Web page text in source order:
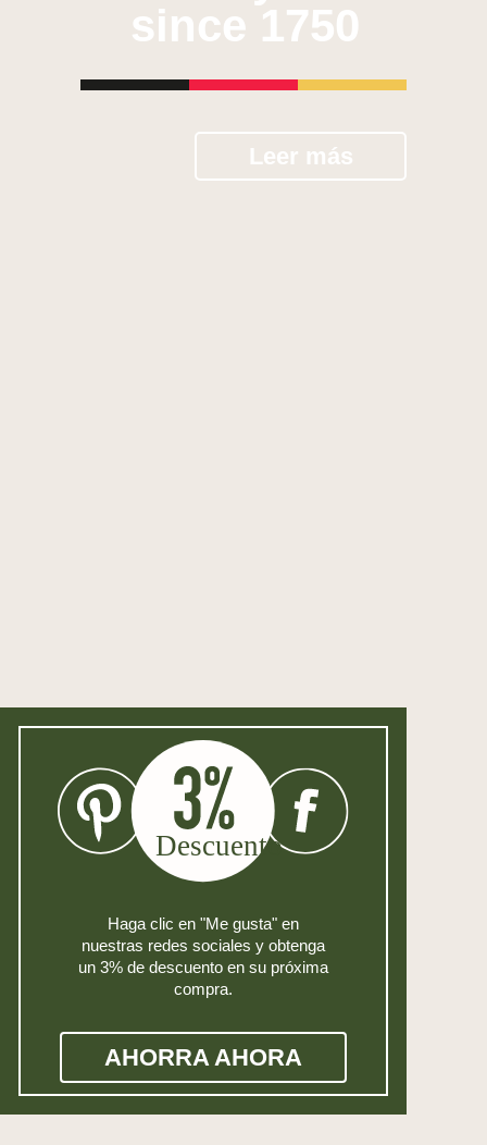
since 1750
Leer más
Haga clic en "Me gusta" en
nuestras redes sociales y obtenga
un 3% de descuento en su próxima
compra.
AHORRA AHORA